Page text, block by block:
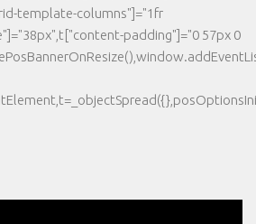
template-columns"]="1fr
padding"]="0 57px 0